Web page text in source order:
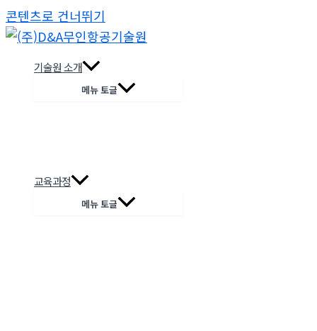
콘텐츠로 건너뛰기
기술원 소개
메뉴 토글
교육과정
메뉴 토글